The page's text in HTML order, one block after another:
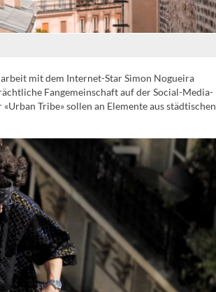
mit dem Internet-Star Simon Nogueira
Fangemeinschaft auf der Social-Media-
Tribe» sollen an Elemente aus städtischen